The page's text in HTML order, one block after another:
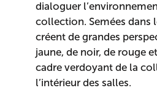
dialoguer
collection. Semées dans
créent de grandes
jaune, de noir, de rouge
cadre verdoyant de la
l’intérieur des salles.